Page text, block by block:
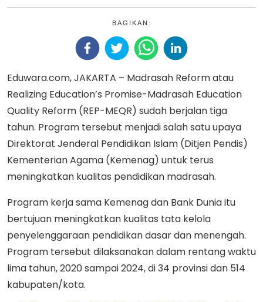
BAGIKAN:
Eduwara.com, JAKARTA – Madrasah Reform atau
Realizing Education’s Promise-Madrasah Education
Quality Reform (REP-MEQR) sudah berjalan tiga
tahun. Program tersebut menjadi salah satu upaya
Direktorat Jenderal Pendidikan Islam (Ditjen Pendis)
Kementerian Agama (Kemenag) untuk terus
meningkatkan kualitas pendidikan madrasah.
Program kerja sama Kemenag dan Bank Dunia itu
bertujuan meningkatkan kualitas tata kelola
penyelenggaraan pendidikan dasar dan menengah.
Program tersebut dilaksanakan dalam rentang waktu
lima tahun, 2020 sampai 2024, di 34 provinsi dan 514
kabupaten/kota.